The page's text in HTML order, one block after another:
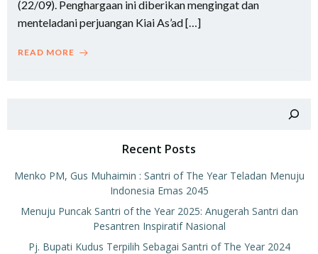
(22/09). Penghargaan ini diberikan mengingat dan
menteladani perjuangan Kiai As’ad […]
READ MORE
Recent Posts
Menko PM, Gus Muhaimin : Santri of The Year Teladan Menuju
Indonesia Emas 2045
Menuju Puncak Santri of the Year 2025: Anugerah Santri dan
Pesantren Inspiratif Nasional
Pj. Bupati Kudus Terpilih Sebagai Santri of The Year 2024